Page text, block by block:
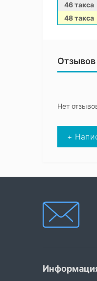
46 такса
48 такса
Нет
+